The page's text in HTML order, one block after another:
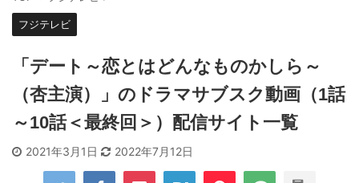
フジテレビ
「デート～恋とはどんなものかしら～
（杏主演）」のドラマサブスク動画（1話
～10話＜最終回＞）配信サイト一覧
2021年3月1日 2022年7月12日